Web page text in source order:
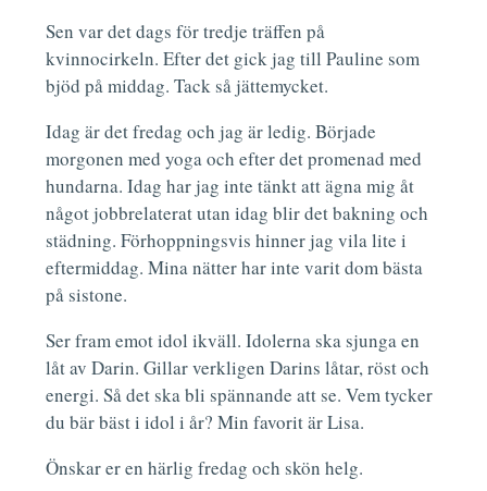
Sen var det dags för tredje träffen på
kvinnocirkeln. Efter det gick jag till Pauline som
bjöd på middag. Tack så jättemycket.
Idag är det fredag och jag är ledig. Började
morgonen med yoga och efter det promenad med
hundarna. Idag har jag inte tänkt att ägna mig åt
något jobbrelaterat utan idag blir det bakning och
städning. Förhoppningsvis hinner jag vila lite i
eftermiddag. Mina nätter har inte varit dom bästa
på sistone.
Ser fram emot idol ikväll. Idolerna ska sjunga en
låt av Darin. Gillar verkligen Darins låtar, röst och
energi. Så det ska bli spännande att se. Vem tycker
du bär bäst i idol i år? Min favorit är Lisa.
Önskar er en härlig fredag och skön helg.